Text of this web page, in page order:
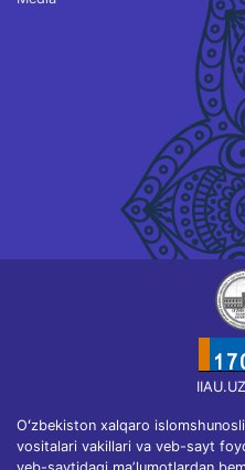
Oʻzbekiston xalqaro
vositalari vakillari va veb-sayt